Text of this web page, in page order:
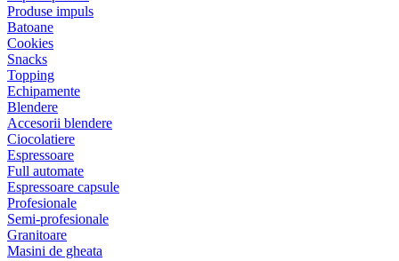
Produse impuls
Batoane
Cookies
Snacks
Topping
Echipamente
Blendere
Accesorii blendere
Ciocolatiere
Espressoare
Full automate
Espressoare capsule
Profesionale
Semi-profesionale
Granitoare
Masini de gheata